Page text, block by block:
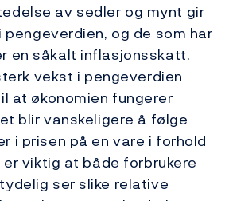
av sedler og mynt gir
og de som har
en såkalt inflasjonsskatt.
vekst i pengeverdien
at økonomien fungerer
blir vanskeligere å følge
i prisen på en vare i forhold
er viktig at både forbrukere
ser slike relative